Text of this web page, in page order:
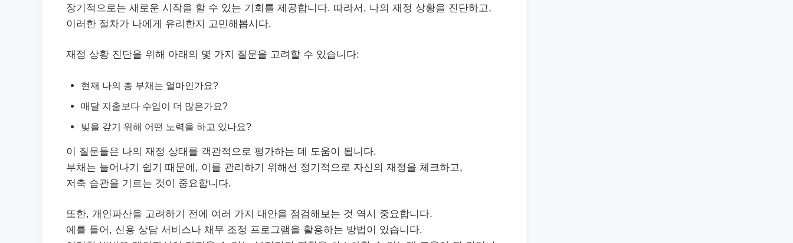
장기적으로는 새로운 시작을 할 수 있는 기회를 제공합니다. 따라서, 나의 재정 상황을 진단하고,
이러한 절차가 나에게 유리한지 고민해봅시다.
재정 상황 진단을 위해 아래의 몇 가지 질문을 고려할 수 있습니다:
현재 나의 총 부채는 얼마인가요?
매달 지출보다 수입이 더 많은가요?
빚을 갚기 위해 어떤 노력을 하고 있나요?
이 질문들은 나의 재정 상태를 객관적으로 평가하는 데 도움이 됩니다.
부채는 늘어나기 쉽기 때문에, 이를 관리하기 위해선 정기적으로 자신의 재정을 체크하고,
저축 습관을 기르는 것이 중요합니다.
또한, 개인파산을 고려하기 전에 여러 가지 대안을 점검해보는 것 역시 중요합니다.
예를 들어, 신용 상담 서비스나 채무 조정 프로그램을 활용하는 방법이 있습니다.